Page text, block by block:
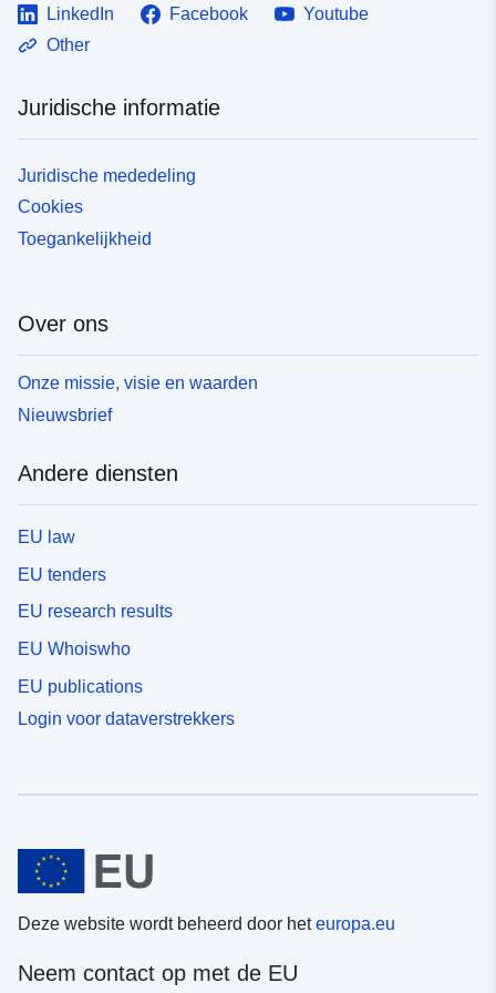
overstromingsrisicokaarten te produceren, die
overstromingsrisico’s en -problemen op passende
drie niveaus van waarschijnlijkheid van overstromingen
(hoog, gemiddeld, laag) verder te beoordelen.
LinkedIn Facebook
Youtube
Other
Juridische informatie
Juridische mededeling
Cookies
Toegankelijkheid
Over ons
Onze missie, visie en waarden
Nieuwsbrief
Andere diensten
EU law
EU tenders
EU research results
EU Whoiswho
EU publications
Login voor dataverstrekkers
Deze website wordt beheerd door heteuropa.eu
Neem contact op met de EU